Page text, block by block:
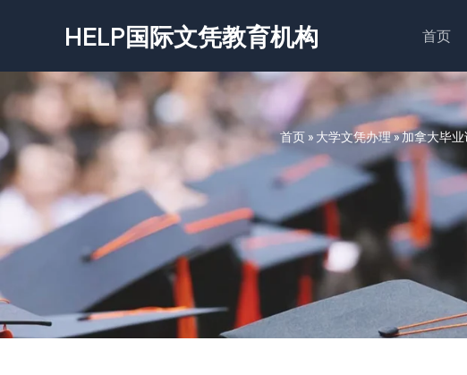
容
HELP国际文凭教育机构 首页
首页 » 大学文凭办理»加拿大毕